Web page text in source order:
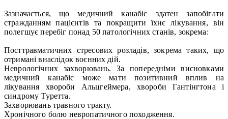
Зазначається, що медичний канабіс здатен запобігати
стражданням пацієнтів та покращити їхнє лікування, він
полегшує перебіг понад 50 патологічних станів, зокрема:
Посттравматичних стресових розладів, зокрема таких, що
отримані внаслідок воєнних дій.
Неврологічних захворювань. За попередніми висновками
медичний канабіс може мати позитивний вплив на
лікування хвороби Альцгеймера, хвороби Гантінгтона і
синдрому Туретта.
Захворювань травного тракту.
Хронічного болю невропатичного походження.